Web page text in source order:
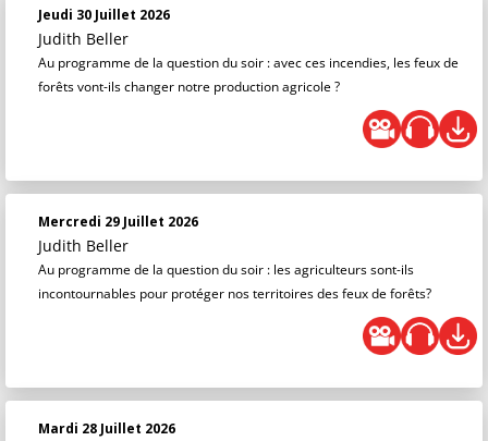
Jeudi 30 Juillet 2026
Judith Beller
Au programme de la question du soir : avec ces incendies, les feux de
forêts vont-ils changer notre production agricole ?
Mercredi 29 Juillet 2026
Judith Beller
Au programme de la question du soir : les agriculteurs sont-ils
incontournables pour protéger nos territoires des feux de forêts?
Mardi 28 Juillet 2026